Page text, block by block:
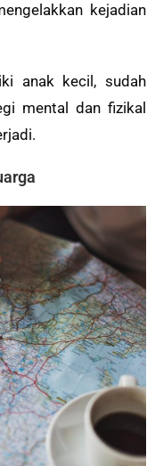
kejadian
anak kecil, sudah
mental dan fizikal